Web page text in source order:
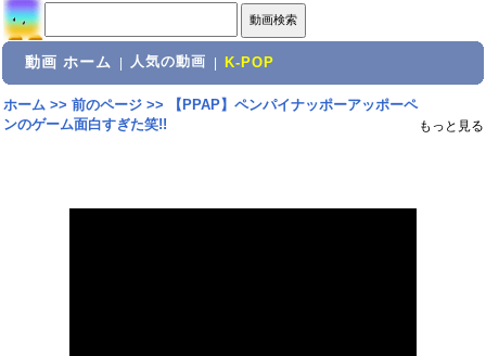
動画 ホーム 人気の動画 K-POP
ホーム>> 前のページ>>
【PPAP】ペンパイナッポーアッポーペ
ンのゲーム面白すぎた笑!!
もっと見る